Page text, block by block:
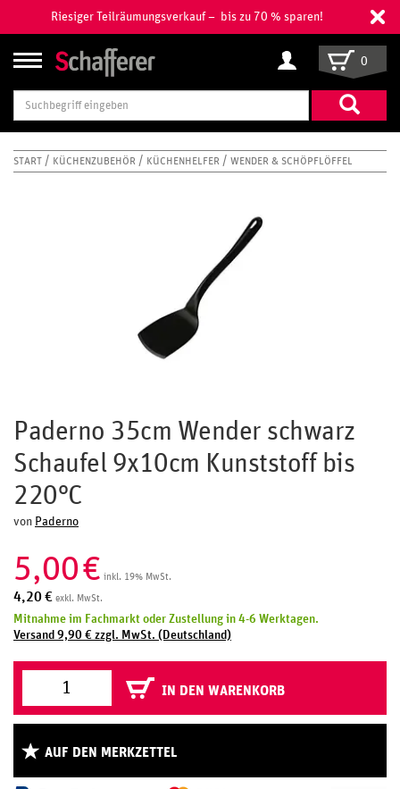
Riesiger Teilräumungsverkauf – bis zu 70 % sparen!
Suchbegriff
eingeben
0
START KÜCHENZUBEHÖR KÜCHENHELFER WENDER & SCHÖPFLÖFFEL
Paderno 35cm Wender schwarz
Schaufel 9x10cm Kunststoff bis
220°C
von Paderno
5,00€ inkl. 19% MwSt.
4,20€ exkl. MwSt.
Mitnahme im Fachmarkt oder Zustellung in 4-6 Werktagen.
Versand 9,90 € zzgl. MwSt. (Deutschland)
IN DEN WARENKORB
AUF DEN MERKZETTEL